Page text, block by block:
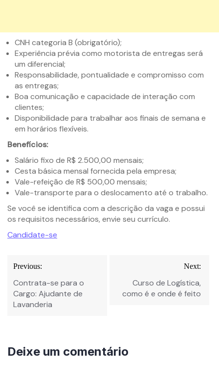
CNH categoria B (obrigatório);
Experiência prévia como motorista de entregas será
um diferencial;
Responsabilidade, pontualidade e compromisso com
as entregas;
Boa comunicação e capacidade de interação com
clientes;
Disponibilidade para trabalhar aos finais de semana e
em horários flexíveis.
Benefícios:
Salário fixo de R$ 2.500,00 mensais;
Cesta básica mensal fornecida pela empresa;
Vale-refeição de R$ 500,00 mensais;
Vale-transporte para o deslocamento até o trabalho.
Se você se identifica com a descrição da vaga e possui
os requisitos necessários, envie seu currículo.
Candidate-se
Previous:
Contrata-se para o
Cargo: Ajudante de
Lavanderia
Next:
Curso de Logística,
como é e onde é feito
Deixe um comentário